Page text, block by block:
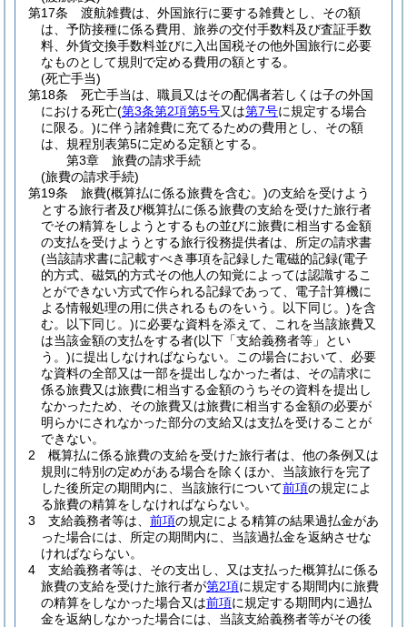
第17条
渡航雑費は、外国旅行に要する雑費とし、その額
は、予防接種に係る費用、旅券の交付手数料及び査証手数
料、外貨交換手数料並びに入出国税その他外国旅行に必要
なものとして規則で定める費用の額とする。
(死亡手当)
第18条
死亡手当は、職員又はその配偶者若しくは子の外国
における死亡(第3条第2項第5号又は第7号に規定する場合
に限る。)に伴う諸雑費に充てるための費用とし、その額
は、規程別表第5に定める定額とする。
第3章
旅費の請求手続
(旅費の請求手続)
第19条
旅費(概算払に係る旅費を含む。)の支給を受けよう
とする旅行者及び概算払に係る旅費の支給を受けた旅行者
でその精算をしようとするもの並びに旅費に相当する金額
の支払を受けようとする旅行役務提供者は、所定の請求書
(当該請求書に記載すべき事項を記録した電磁的記録(電子
的方式、磁気的方式その他人の知覚によっては認識するこ
とができない方式で作られる記録であって、電子計算機に
よる情報処理の用に供されるものをいう。以下同じ。)を含
む。以下同じ。)に必要な資料を添えて、これを当該旅費又
は当該金額の支払をする者(以下「支給義務者等」とい
う。)に提出しなければならない。
この場合において、必要
な資料の全部又は一部を提出しなかった者は、その請求に
係る旅費又は旅費に相当する金額のうちその資料を提出し
なかったため、その旅費又は旅費に相当する金額の必要が
明らかにされなかった部分の支給又は支払を受けることが
できない。
2
概算払に係る旅費の支給を受けた旅行者は、他の条例又は
規則に特別の定めがある場合を除くほか、当該旅行を完了
した後所定の期間内に、当該旅行について前項の規定によ
る旅費の精算をしなければならない。
3
支給義務者等は、 前項の規定による精算の結果過払金があ
った場合には、所定の期間内に、当該過払金を返納させな
ければならない。
4
支給義務者等は、その支出し、又は支払った概算払に係る
旅費の支給を受けた旅行者が第2項に規定する期間内に旅費
の精算をしなかった場合又は前項に規定する期間内に過払
金を返納しなかった場合には、当該支給義務者等がその後